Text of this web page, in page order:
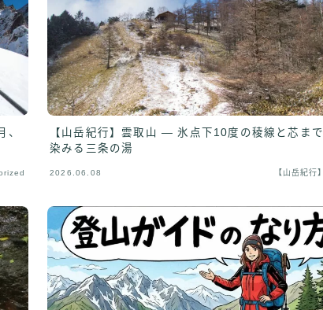
、
【山岳紀行】雲取山 — 氷点下10度の稜線と芯まで
染みる三条の湯
2026.06.08 【山岳紀行】